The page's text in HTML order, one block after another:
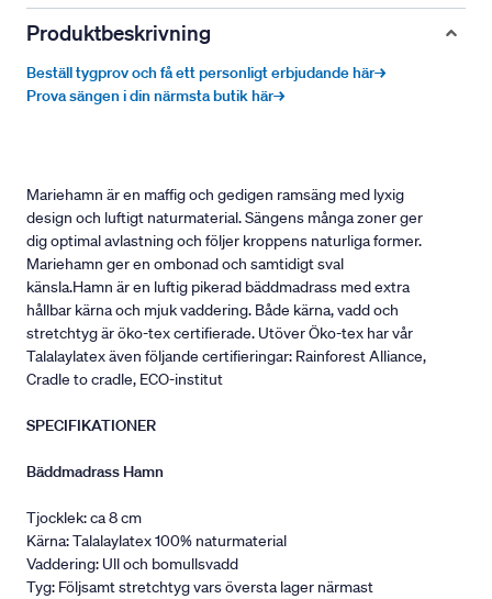
Produktbeskrivning
Beställ tygprov och få ett personligt erbjudande här→
Prova sängen i din närmsta butik här→
Mariehamn är en maffig och gedigen ramsäng med lyxig
design och luftigt naturmaterial. Sängens många zoner ger
dig optimal avlastning och följer kroppens naturliga former.
Mariehamn ger en ombonad och samtidigt sval
känsla.Hamn är en luftig pikerad bäddmadrass med extra
hållbar kärna och mjuk vaddering. Både kärna, vadd och
stretchtyg är öko-tex certifierade. Utöver Öko-tex har vår
Talalaylatex även följande certifieringar: Rainforest Alliance,
Cradle to cradle, ECO-institut
SPECIFIKATIONER
Bäddmadrass Hamn
Tjocklek: ca 8 cm
Kärna: Talalaylatex 100% naturmaterial
Vaddering: Ull och bomullsvadd
Tyg: Följsamt stretchtyg vars översta lager närmast